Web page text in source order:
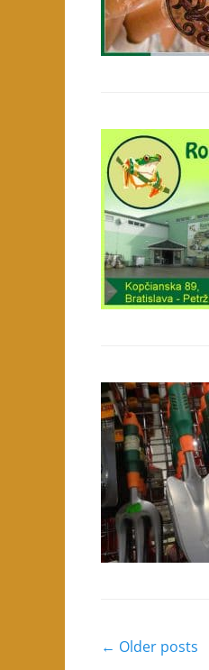
Post
← Older posts